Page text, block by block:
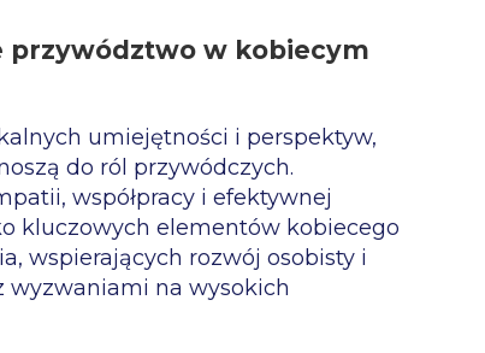
przywództwo w kobiecym
umiejętności i perspektyw,
do ról przywódczych.
współpracy i efektywnej
kluczowych elementów kobiecego
wspierających rozwój osobisty i
wyzwaniami na wysokich